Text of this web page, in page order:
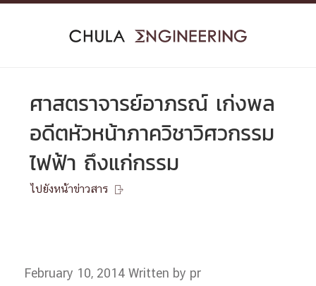
Skip
ศาสตราจารย์อาภรณ์ เก่งพล
อดีตหัวหน้าภาควิชาวิศวกรรม
ไฟฟ้า ถึงแก่กรรม
ไปยังหน้าข่าวสาร 
February 10, 2014Written by pr